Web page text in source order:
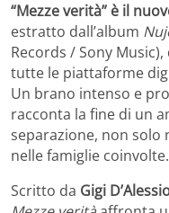
“Mezze verità” è il
estratto dall’album
Records / Sony
tutte le piattaforme
Un brano intenso e
racconta la fine di un
separazione, non solo
nelle famiglie coinvolte.
Scritto da Gigi